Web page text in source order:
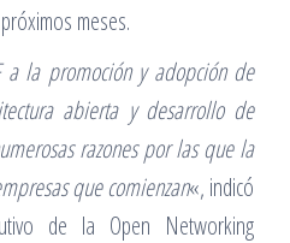
meses.
la promoción y adopción de
abierta y desarrollo de
razones por las que la
que comienzan«, indicó
de la Open Networking